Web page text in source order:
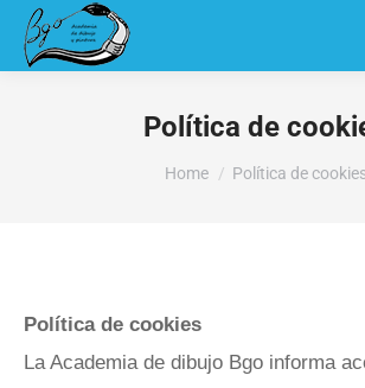
Política de
You are here:
Home Política de
Política de cookies
La Academia de dibujo Bgo informa